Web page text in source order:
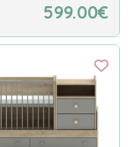
599.00€